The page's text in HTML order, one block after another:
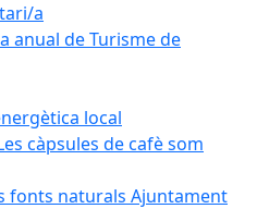
a
anual de Turisme de
local
càpsules de cafè som
fonts naturals Ajuntament